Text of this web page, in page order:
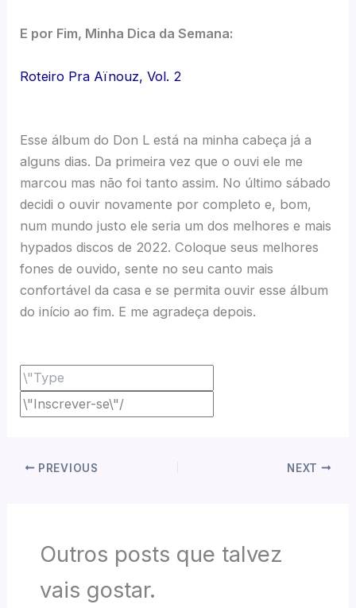
E por Fim, Minha Dica da Semana:
Roteiro Pra Aïnouz, Vol. 2
Esse álbum do Don L está na minha cabeça já a
alguns dias. Da primeira vez que o ouvi ele me
marcou mas não foi tanto assim. No último sábado
decidi o ouvir novamente por completo e, bom,
num mundo justo ele seria um dos melhores e mais
hypados discos de 2022. Coloque seus melhores
fones de ouvido, sente no seu canto mais
confortável da casa e se permita ouvir esse álbum
do início ao fim. E me agradeça depois.
PREVIOUS NEXT
Outros posts que talvez
vais gostar.